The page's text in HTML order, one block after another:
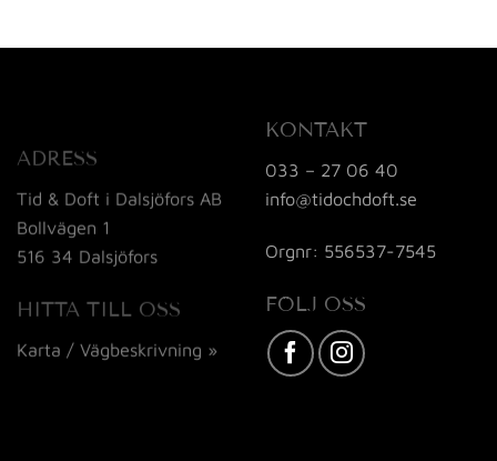
ADRESS
Tid & Doft i Dalsjöfors AB
Bollvägen 1
516 34 Dalsjöfors
HITTA TILL OSS
Karta / Vägbeskrivning »
KONTAKT
033 – 27 06 40
info@tidochdoft.se
Orgnr: 556537-7545
FÖLJ OSS